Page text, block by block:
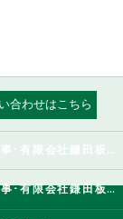
合わせはこちら
札幌の屋根工事･有限会社鎌田板金工業のお客様の声